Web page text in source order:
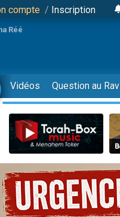
compte / Inscription
Réé
Vidéos Question au Rav